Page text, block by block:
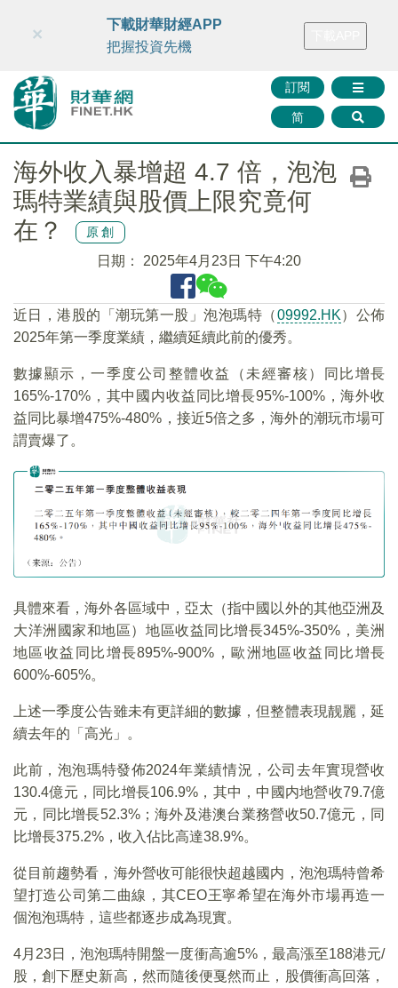
財華智庫網 FINTV FINMETA 財華證券 媒體矩陣
訂閱
简
×
下載財華財經APP
把握投資先機
海外收入暴增超 4.7 倍，泡泡
瑪特業績與股價上限究竟何
在？
原創
日期： 2025年4月23日 下午4:20
近日，港股的「潮玩第一股」泡泡瑪特（09992.HK）公佈
2025年第一季度業績，繼續延續此前的優秀。
數據顯示，一季度公司整體收益（未經審核）同比增長
165%-170%，其中國内收益同比增長95%-100%，海外收
益同比暴增475%-480%，接近5倍之多，海外的潮玩市場可
謂賣爆了。
具體來看，海外各區域中，亞太（指中國以外的其他亞洲及
大洋洲國家和地區）地區收益同比增長345%-350%，美洲
地區收益同比增長895%-900%，歐洲地區收益同比增長
600%-605%。
上述一季度公告雖未有更詳細的數據，但整體表現靓麗，延
續去年的「高光」。
此前，泡泡瑪特發佈2024年業績情況，公司去年實現營收
130.4億元，同比增長106.9%，其中，中國内地營收79.7億
元，同比增長52.3%；海外及港澳台業務營收50.7億元，同
比增長375.2%，收入佔比高達38.9%。
從目前趨勢看，海外營收可能很快超越國内，泡泡瑪特曾希
望打造公司第二曲線，其CEO王寧希望在海外市場再造一
個泡泡瑪特，這些都逐步成為現實。
4月23日，泡泡瑪特開盤一度衝高逾5%，最高漲至188港元/
股，創下歷史新高，然而隨後便戛然而止，股價衝高回落，